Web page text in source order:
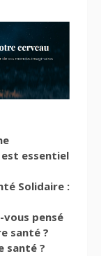
essentiel
Solidaire :
vous pensé
santé ?
santé ?